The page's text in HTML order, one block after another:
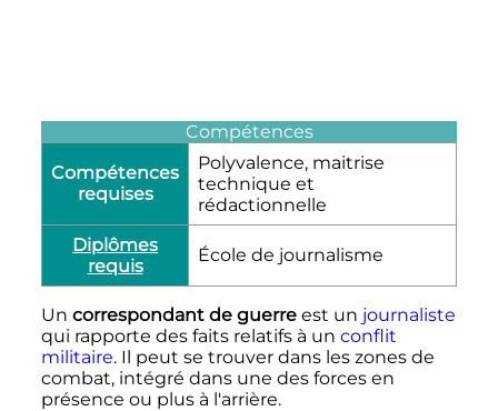
Compétences
Compétences
requises
Polyvalence, maitrise
technique et
rédactionnelle
Diplômes
requis
École de journalisme
Un correspondant de guerreest un journaliste
qui rapporte des faits relatifs à un conflit
militaire. Il peut se trouver dans les zones de
combat, intégré dans une des forces en
présence ou plus à l'arrière.